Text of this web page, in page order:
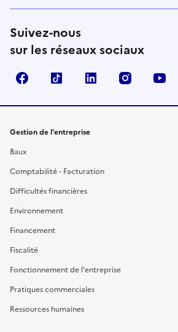
Suivez-nous
sur les réseaux sociaux
FacebookTikTok Linkedin Instagram
Gestion de l'entreprise
Baux
Comptabilité - Facturation
Difficultés financières
Environnement
Financement
Fiscalité
Fonctionnement de l'entreprise
Pratiques commerciales
Ressources humaines